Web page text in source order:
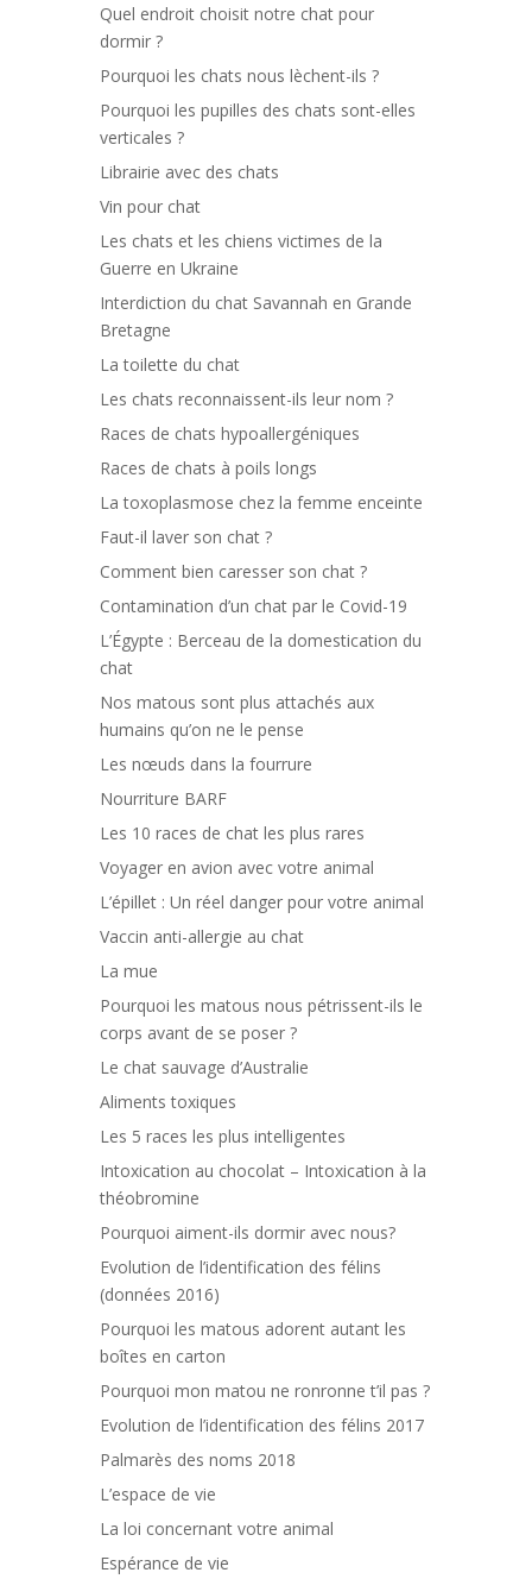
Quel endroit choisit notre chat pour
dormir ?
Pourquoi les chats nous lèchent-ils ?
Pourquoi les pupilles des chats sont-elles
verticales ?
Librairie avec des chats
Vin pour chat
Les chats et les chiens victimes de la
Guerre en Ukraine
Interdiction du chat Savannah en Grande
Bretagne
La toilette du chat
Les chats reconnaissent-ils leur nom ?
Races de chats hypoallergéniques
Races de chats à poils longs
La toxoplasmose chez la femme enceinte
Faut-il laver son chat ?
Comment bien caresser son chat ?
Contamination d’un chat par le Covid-19
L’Égypte : Berceau de la domestication du
chat
Nos matous sont plus attachés aux
humains qu’on ne le pense
Les nœuds dans la fourrure
Nourriture BARF
Les 10 races de chat les plus rares
Voyager en avion avec votre animal
L’épillet : Un réel danger pour votre animal
Vaccin anti-allergie au chat
La mue
Pourquoi les matous nous pétrissent-ils le
corps avant de se poser ?
Le chat sauvage d’Australie
Aliments toxiques
Les 5 races les plus intelligentes
Intoxication au chocolat – Intoxication à la
théobromine
Pourquoi aiment-ils dormir avec nous?
Evolution de l’identification des félins
(données 2016)
Pourquoi les matous adorent autant les
boîtes en carton
Pourquoi mon matou ne ronronne t’il pas ?
Evolution de l’identification des félins 2017
Palmarès des noms 2018
L’espace de vie
La loi concernant votre animal
Espérance de vie